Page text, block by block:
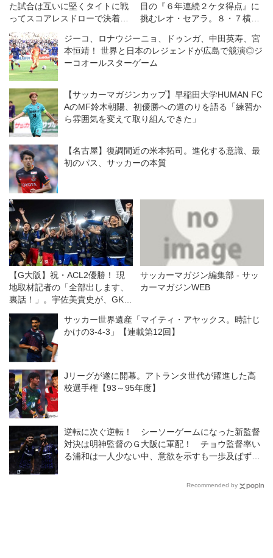
た試合は互いに堅くタイトに戦
ってスコアレスドローで決着
◎J１第20節
目の『６年連続２ケタ得点』に
挑むレオ・セアラ。８・７横浜
自分たちの力を示す機会」と意
気込む
ジーコ、ロナウジーニョ、ドゥンガ、中田英寿、宮
本恒靖！ 世界と日本のレジェンドが広島で競演◎ジ
ーコオールスターゲーム
【サッカーマガジンカップ】早稲田大学HUMAN FC
AのMF鈴木朝陽、初優勝への道のりを語る「練習か
ら雰囲気を変えて取り組んできた」
【名古屋】復調間近の米本拓司。進化する意識、最
初のパス、サッカーの本質
【G大阪】祝・ACL2優勝！ 現
地取材記者の「全部出します、
裏話！」。宇佐美貴史が、GKチ
ームが、CBコンビが…
サッカーマガジン編集部 - サッ
カーマガジンWEB
サッカー世界遺産「マイティ・アヤックス。時計じ
かけの3-4-3」【連載第12回】
Jリーグが遂に開幕。アトランタ世代が躍進した高
校選手権【93～95年度】
逆転に次ぐ逆転！ シーソーゲームになった新監督
対決は明神監督のＧ大阪に軍配！ チョウ監督率い
る浦和は一人少ない中、意欲を示すも一歩及ばず
Recommended by